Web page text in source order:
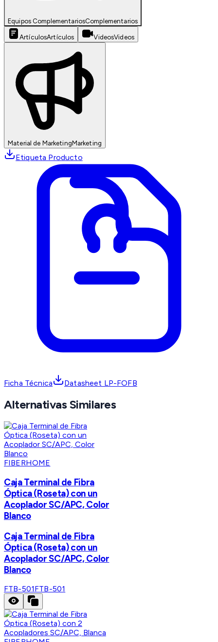
Equipos ComplementariosComplementarios
ArtículosArtículos VideosVideos
Material de MarketingMarketing
Etiqueta Producto
Ficha Técnica Datasheet LP-FOFB
Alternativas Similares
FIBERHOME
Caja Terminal de Fibra
Óptica (Roseta) con un
Acoplador SC/APC, Color
Blanco
Caja Terminal de Fibra
Óptica (Roseta) con un
Acoplador SC/APC, Color
Blanco
FTB-501FTB-501